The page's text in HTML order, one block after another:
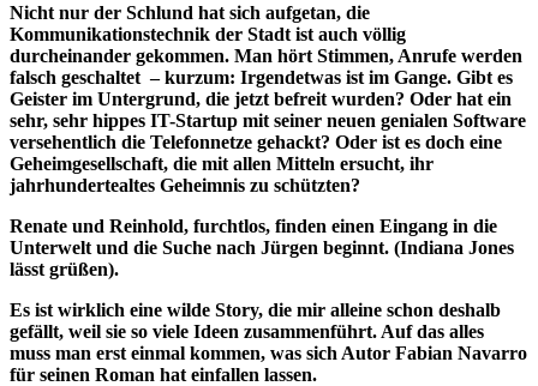
Nicht nur der Schlund hat sich aufgetan, die
Kommunikationstechnik der Stadt ist auch völlig
durcheinander gekommen. Man hört Stimmen, Anrufe werden
falsch geschaltet – kurzum: Irgendetwas ist im Gange. Gibt es
Geister im Untergrund, die jetzt befreit wurden? Oder hat ein
sehr, sehr hippes IT-Startup mit seiner neuen genialen Software
versehentlich die Telefonnetze gehackt? Oder ist es doch eine
Geheimgesellschaft, die mit allen Mitteln ersucht, ihr
jahrhundertealtes Geheimnis zu schützten?
Renate und Reinhold, furchtlos, finden einen Eingang in die
Unterwelt und die Suche nach Jürgen beginnt. (Indiana Jones
lässt grüßen).
Es ist wirklich eine wilde Story, die mir alleine schon deshalb
gefällt, weil sie so viele Ideen zusammenführt. Auf das alles
muss man erst einmal kommen, was sich Autor Fabian Navarro
für seinen Roman hat einfallen lassen.